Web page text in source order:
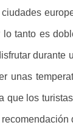
tanto es
durante
unas
que los